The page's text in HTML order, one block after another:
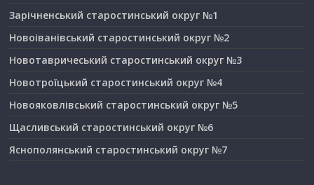
Зарічненський старостинський округ №1
Новоіванівський старостинський округ №2
Новотавричеський старостинський округ №3
Новотроїцький старостинський округ №4
Новояковлівський старостинський округ №5
Щасливський старостинський округ №6
Яснополянський старостинський округ №7